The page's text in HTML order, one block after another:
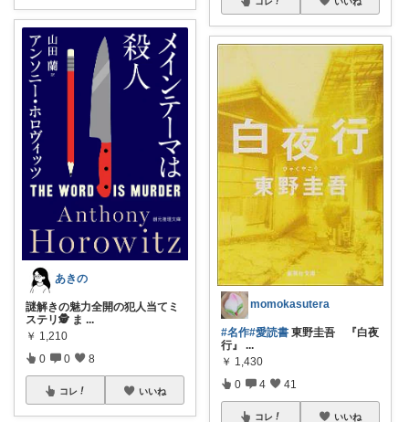
あきの
謎解きの魅力全開の犯人当てミ
ステリ🕵️ ま ...
￥ 1,210
0 0 8
コレ いいね
momokasutera
#名作#愛読書 東野圭吾 『白夜
行』 ...
￥ 1,430
0 4 41
コレ いいね